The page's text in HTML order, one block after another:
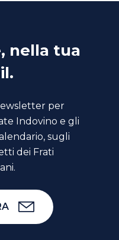
nella tua
per
Indovino e gli
sugli
dei Frati